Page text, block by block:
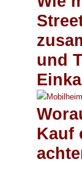
und
Kauf